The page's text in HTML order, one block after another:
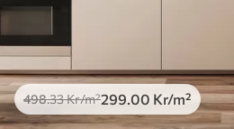
498.33Kr/m²299 .00 Kr/m²